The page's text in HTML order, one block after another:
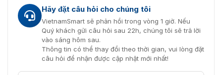
Hãy đặt câu hỏi cho chúng tôi
VietnamSmart sẽ phản hồi trong vòng 1 giờ. Nếu
Quý khách gửi câu hỏi sau 22h, chúng tôi sẽ trả lời
vào sáng hôm sau.
Thông tin có thể thay đổi theo thời gian, vui lòng đặt
câu hỏi để nhận được cập nhật mới nhất!